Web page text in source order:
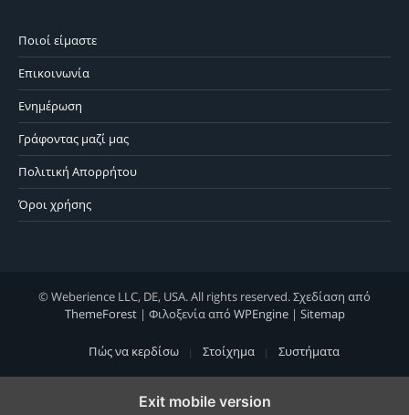
Ποιοί είμαστε
Επικοινωνία
Ενημέρωση
Γράφοντας μαζί μας
Πολιτική Απορρήτου
Όροι χρήσης
© Weberience LLC, DE, USA. All rights reserved. Σχεδίαση από
ThemeForest| Φιλοξενία από WPEngine| Sitemap
Πώς να κερδίσω Στοίχημα Συστήματα
Exit mobile version